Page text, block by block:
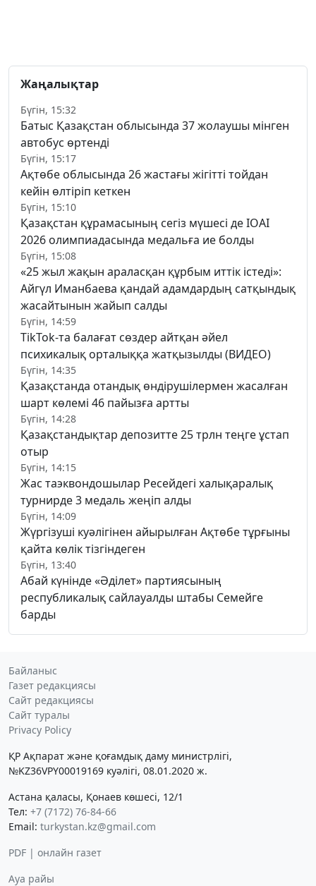
Жаңалықтар
Бүгін, 15:32
Батыс Қазақстан облысында 37 жолаушы мінген
автобус өртенді
Бүгін, 15:17
Ақтөбе облысында 26 жастағы жігітті тойдан
кейін өлтіріп кеткен
Бүгін, 15:10
Қазақстан құрамасының сегіз мүшесі де IOAI
2026 олимпиадасында медальға ие болды
Бүгін, 15:08
«25 жыл жақын араласқан құрбым иттік істеді»:
Айгүл Иманбаева қандай адамдардың сатқындық
жасайтынын жайып салды
Бүгін, 14:59
TikTok-та балағат сөздер айтқан әйел
психикалық орталыққа жатқызылды (ВИДЕО)
Бүгін, 14:35
Қазақстанда отандық өндірушілермен жасалған
шарт көлемі 46 пайызға артты
Бүгін, 14:28
Қазақстандықтар депозитте 25 трлн теңге ұстап
отыр
Бүгін, 14:15
Жас таэквондошылар Ресейдегі халықаралық
турнирде 3 медаль жеңіп алды
Бүгін, 14:09
Жүргізуші куәлігінен айырылған Ақтөбе тұрғыны
қайта көлік тізгіндеген
Бүгін, 13:40
Абай күнінде «Әділет» партиясының
республикалық сайлауалды штабы Семейге
барды
Байланыс
Газет редакциясы
Сайт редакциясы
Сайт туралы
Privacy Policy
ҚР Ақпарат және қоғамдық даму министрлігі,
№KZ36VPY00019169 куәлігі, 08.01.2020 ж.
Астана қаласы, Қонаев көшесі, 12/1
Тел: +7 (7172) 76-84-66
Email: turkystan.kz@gmail.com
PDF | онлайн газет
Ауа райы